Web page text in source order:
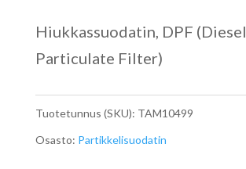
Hiukkassuodatin, DPF (Diesel
Particulate Filter)
Tuotetunnus (SKU): TAM10499
Osasto: Partikkelisuodatin